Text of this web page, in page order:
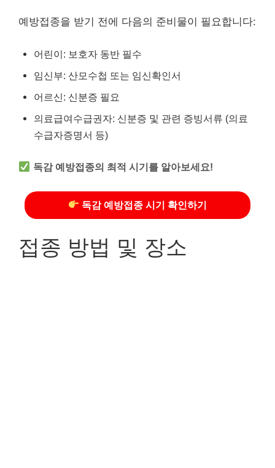
예방접종을 받기 전에 다음의 준비물이 필요합니다:
어린이: 보호자 동반 필수
임신부: 산모수첩 또는 임신확인서
어르신: 신분증 필요
의료급여수급권자: 신분증 및 관련 증빙서류 (의료
수급자증명서 등)
독감 예방접종의 최적 시기를 알아보세요!
독감 예방접종 시기 확인하기
접종 방법 및 장소